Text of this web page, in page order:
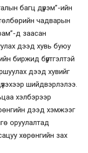
багц дүрэм”-ийн
чадварын
д заасан
дээд хувь буюу
биржид бүртгэлтэй
дээд хувийг
шийдвэрлэлээ.
хэлбэрээр
дээд хэмжээг
оруулалтад
хөрөнгийн зах